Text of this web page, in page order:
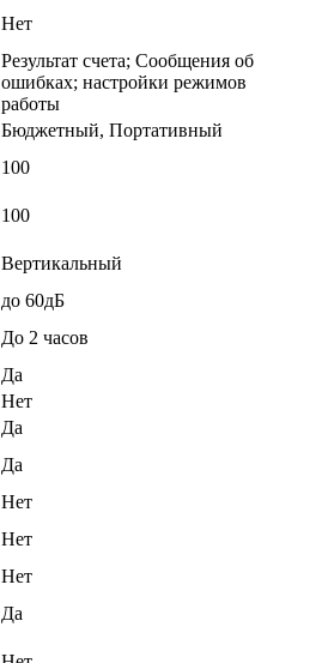
Нет
Результат счета; Сообщения об
ошибках; настройки режимов
работы
Бюджетный, Портативный
100
100
Вертикальный
до 60дБ
До 2 часов
Да
Нет
Да
Да
Нет
Нет
Нет
Да